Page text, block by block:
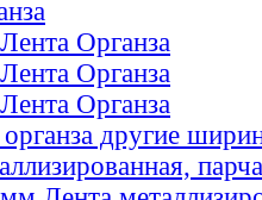
Органза
Органза
Органза
другие
парча